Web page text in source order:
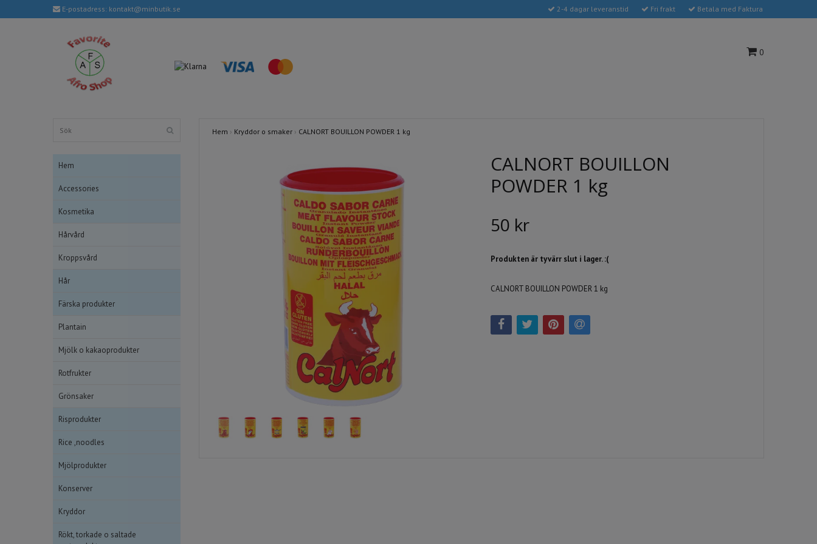
E-postadress: kontakt@minbutik.se 2-4 dagar leveranstid Fri frakt Betala med Faktura
0
Hem
Accessories
Kosmetika
Hårvård
Kroppsvård
Hår
Färska produkter
Plantain
Mjölk o kakaoprodukter
Rotfrukter
Grönsaker
Risprodukter
Rice ,noodles
Mjölprodukter
Konserver
Kryddor
Rökt, torkade o saltade
Hem › Kryddor o smaker › CALNORT BOUILLON POWDER 1 kg
CALNORT BOUILLON
POWDER 1 kg
50 kr
Produkten är tyvärr slut i lager. :(
CALNORT BOUILLON POWDER 1 kg